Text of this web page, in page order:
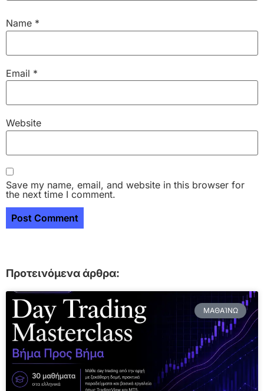
Name *
Email *
Website
Save my name, email, and website in this browser for
the next time I comment.
Προτεινόμενα άρθρα:
ΜΑΘΑΊΝΩ